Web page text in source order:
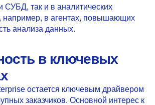
СУБД, так и в аналитических
например, в агентах, повышающих
анализа данных.
в ключевых
остается ключевым драйвером
заказчиков. Основной интерес к